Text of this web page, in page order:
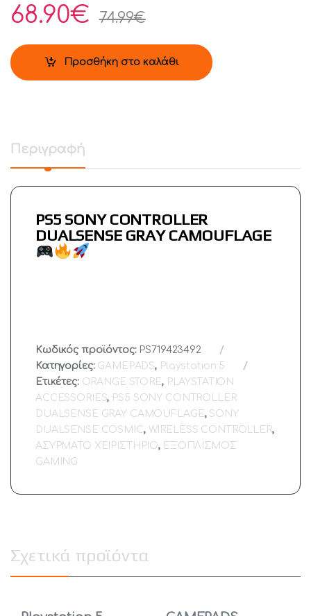
68.90€ 74.99€
Προσθήκη στο καλάθι
Περιγραφή
PS5 SONY CONTROLLER
DUALSENSE GRAY CAMOUFLAGE
Κωδικός προϊόντος: PS719423492
Κατηγορίες: GAMEPADS, Playstation 5
Ετικέτες: ORANGE STORE, PLAYSTATION
ACCESSORIES, PS5 SONY CONTROLLER
DUALSENSE GRAY CAMOUFLAGE, SONY
DUALSENSE COSMIC, WIRELESS CONTROLLER,
ΑΣΥΡΜΑΤΟ ΧΕΙΡΙΣΤΗΡΙΟ, ΕΞΟΠΛΙΣΜΟΣ
GAMING
Σχετικά προϊόντα